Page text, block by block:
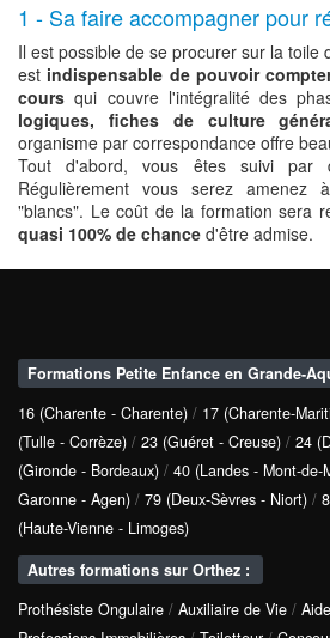
1 - Sa faire accompagner pour
Il est possible de se procurer sur la toile
est indispensable de pouvoir
cours qui couvre l'intégralité des
logiques, fiches de culture
organisme par correspondance offre
Tout d'abord, vous êtes suivi par
Régulièrement vous serez amenez
"blancs". Le coût de la formation sera
quasi 100% de chance d'être admise.
Formations Petite Enfance en Grande-
16 (Charente - Charente) / 17 (Charente-
(Tulle - Corrèze) / 23 (Guéret - Creuse) / 24
(Gironde - Bordeaux) / 40 (Landes - Mont-de-
Garonne - Agen) / 79 (Deux-Sèvres - Niort) /
(Haute-Vienne - Limoges)
Autres formations sur Orthez :
Prothésiste Ongulaire / Auxiliaire de Vie /